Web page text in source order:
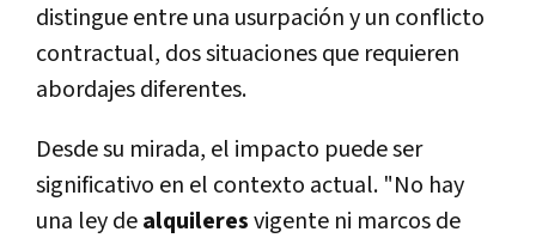
distingue entre una usurpación y un conflicto
contractual, dos situaciones que requieren
abordajes diferentes.
Desde su mirada, el impacto puede ser
significativo en el contexto actual. "No hay
una ley dealquileresvigente ni marcos de